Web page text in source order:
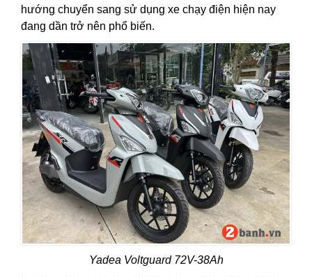
hướng chuyển sang sử dụng xe chạy điện hiện nay
đang dần trở nên phổ biến.
Yadea Voltguard 72V-38Ah